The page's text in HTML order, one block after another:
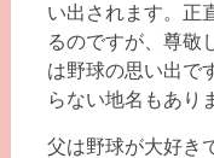
い出されます。正
るのですが、尊敬
は野球の思い出で
らない地名もあり
父は野球が大好き